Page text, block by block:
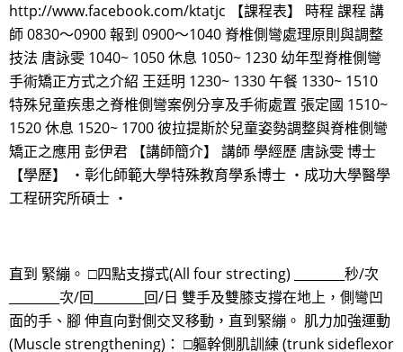
http://www.facebook.com/ktatjc 【課程表】 時程 課程 講
師 0830～0900 報到 0900～1040 脊椎側彎處理原則與調整
技法 唐詠雯 1040~ 1050 休息 1050~ 1230 幼年型脊椎側彎
手術矯正方式之介紹 王廷明 1230~ 1330 午餐 1330~ 1510
特殊兒童疾患之脊椎側彎案例分享及手術處置 張定國 1510~
1520 休息 1520~ 1700 彼拉提斯於兒童姿勢調整與脊椎側彎
矯正之應用 彭伊君 【講師簡介】 講師 學經歷 唐詠雯 博士
【學歷】 ・彰化師範大學特殊教育學系博士 ・成功大學醫學
工程研究所碩士 ・
直到 緊繃。 □四點支撐式(All four strecting) ________秒/次
________次/回________回/日 雙手及雙膝支撐在地上，側彎凹
面的手、腳 伸直向對側交叉移動，直到緊繃。 肌力加強運動
(Muscle strengthening)： □軀幹側肌訓練 (trunk sideflexor